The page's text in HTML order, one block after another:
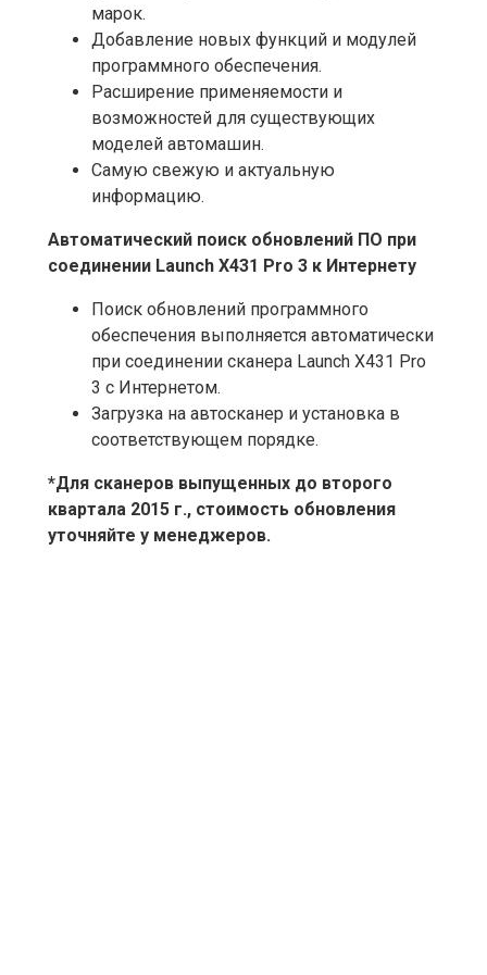
марок.
Добавление новых функций и модулей
программного обеспечения.
Расширение применяемости и
возможностей для существующих
моделей автомашин.
Самую свежую и актуальную
информацию.
Автоматический поиск обновлений ПО при
соединении Launch X431 Pro 3 к Интернету
Поиск обновлений программного
обеспечения выполняется автоматически
при соединении сканера Launch X431 Pro
3 с Интернетом.
Загрузка на автосканер и установка в
соответствующем порядке.
*Для сканеров выпущенных до второго
квартала 2015 г., стоимость обновления
уточняйте у менеджеров.